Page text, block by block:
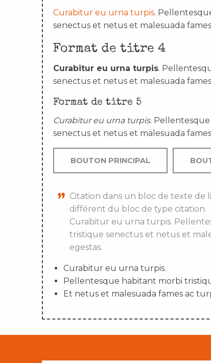
Curabitur eu urna turpis.
senectus et netus et malesuada
Format de titre 4
Curabitur eu urna turpis.
senectus et netus et malesuada
Format de titre 5
Curabitur eu urna turpis.
senectus et netus et malesuada
BOUTON PRINCIPAL
Citation dans un bloc de texte de
différent du bloc de type citation.
Curabitur eu urna turpis.
tristique senectus et netus et
egestas.
Curabitur eu urna turpis.
Pellentesque habitant morbi
Et netus et malesuada fames ac